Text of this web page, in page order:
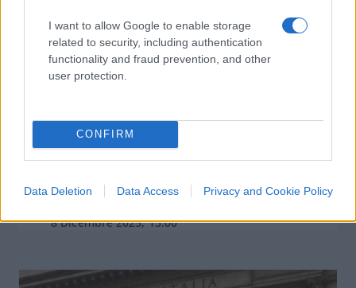
I want to allow Google to enable storage
related to security, including authentication
functionality and fraud prevention, and other
user protection.
CONFIRM
Data Deletion Data Access Privacy and Cookie Policy
L’oro di Bankitalia al popolo, il
governo accelera
8 Dicembre 2025, 13:00